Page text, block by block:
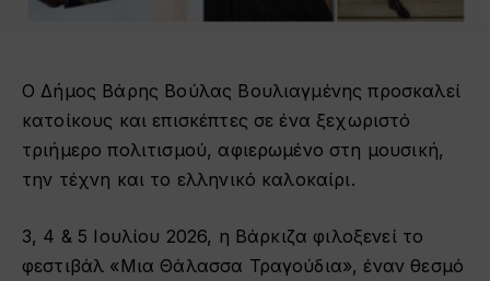
Ο Δήμος Βάρης Βούλας Βουλιαγμένης προσκαλεί
κατοίκους και επισκέπτες σε ένα ξεχωριστό
τριήμερο πολιτισμού, αφιερωμένο στη μουσική,
την τέχνη και το ελληνικό καλοκαίρι.
3, 4 & 5 Ιουλίου 2026, η Βάρκιζα φιλοξενεί το
φεστιβάλ «Μια Θάλασσα Τραγούδια», έναν θεσμό